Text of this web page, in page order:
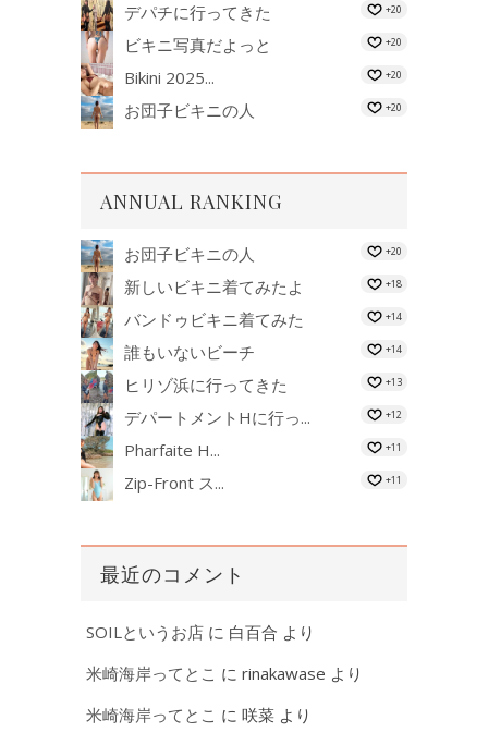
デパチに行ってきた +20
ビキニ写真だよっと +20
Bikini 2025... +20
お団子ビキニの人 +20
ANNUAL RANKING
お団子ビキニの人 +20
新しいビキニ着てみたよ +18
バンドゥビキニ着てみた +14
誰もいないビーチ +14
ヒリゾ浜に行ってきた +13
デパートメントHに行っ... +12
Pharfaite H... +11
Zip-Front ス... +11
最近のコメント
SOILというお店 に 白百合 より
米崎海岸ってとこ に rinakawase より
米崎海岸ってとこ に 咲菜 より